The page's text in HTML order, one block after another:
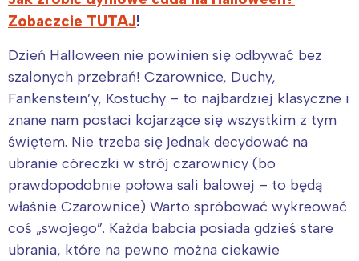
Zobaczcie TUTAJ!
Dzień Halloween nie powinien się odbywać bez
szalonych przebrań! Czarownice, Duchy,
Fankenstein’y, Kostuchy – to najbardziej klasyczne i
znane nam postaci kojarzące się wszystkim z tym
świętem. Nie trzeba się jednak decydować na
ubranie córeczki w strój czarownicy (bo
prawdopodobnie połowa sali balowej – to będą
właśnie Czarownice) Warto spróbować wykreować
coś „swojego”. Każda babcia posiada gdzieś stare
ubrania, które na pewno można ciekawie